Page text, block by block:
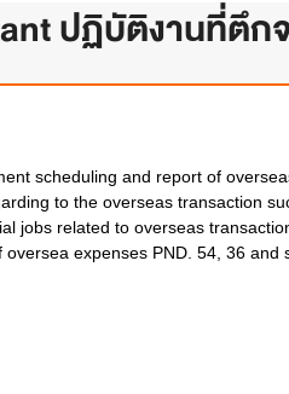
ปฏิบัติงานที่ตึก
scheduling and report of
to the overseas transaction
jobs related to overseas
expenses PND. 54, 36